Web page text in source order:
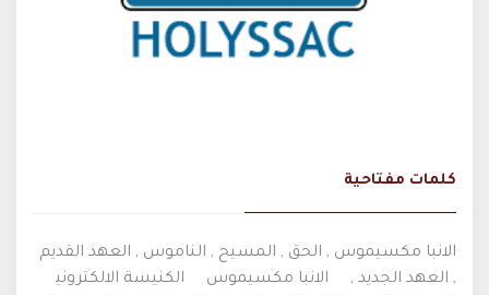
كلمات مفتاحية
الانبا مكسيموس , الحق , المسيح , الناموس , العهد القديم
, العهد الجديد ,
الانبا مكسيموس
الكنيسة الالكتروني